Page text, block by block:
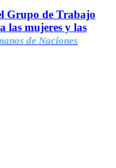
Grupo de Trabajo
las mujeres y las
de Naciones